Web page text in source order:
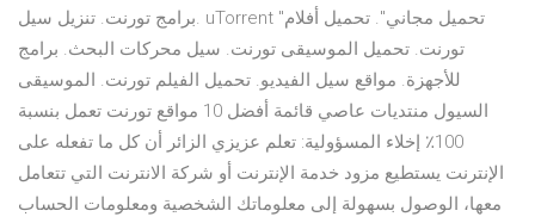
برامج تورنت. تنزيل سيل. uTorrent "تحميل مجاني". تحميل أفلام
تورنت. تحميل الموسيقى تورنت. سيل محركات البحث. برامج
للأجهزة. مواقع سيل الفيديو. تحميل الفيلم تورنت. الموسيقى
السيول منتديات عاصي قائمة أفضل 10 مواقع تورنت تعمل بنسبة
100٪ إخلاء المسؤولية: تعلم عزيزي الزائر أن كل ما تفعله على
الإنترنت يستطيع مزود خدمة الإنترنت أو شركة الانترنت التي تتعامل
معها، الوصول بسهولة إلى معلوماتك الشخصية ومعلومات الحساب